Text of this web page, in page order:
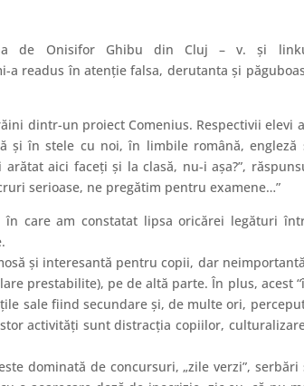
de Onisifor Ghibu din Cluj – v. şi
a readus în atenţie falsa, derutanta şi
dintr-un proiect Comenius. Respectivii elevi
şi în stele cu noi, în limbile română, engleză
aici faceţi şi la clasă, nu-i aşa?”,
serioase, ne pregătim pentru examene…”
care am constatat lipsa oricărei legături
şi interesantă pentru copii, dar
prestabilite), pe de altă parte. În plus, acest
sale fiind secundare şi, de multe ori,
activităţi sunt distracţia copiilor,
dominată de concursuri, „zile verzi”, serbări